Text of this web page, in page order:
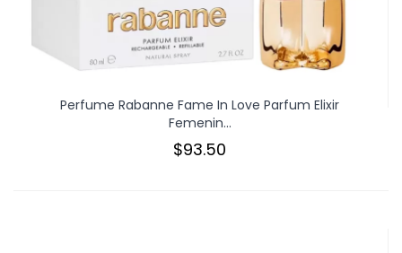
Perfume Rabanne Fame In Love Parfum Elixir
Femenin...
$93.50